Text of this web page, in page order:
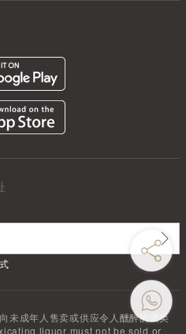
未成年人售卖或供应令人醺醉的酒类
liquor must not be sold or